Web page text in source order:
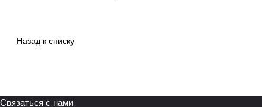
Назад к списку
Связаться с нами